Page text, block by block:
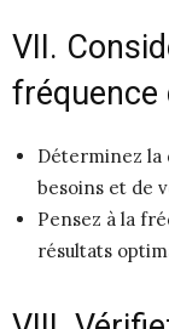
VII.
fréquence
Déterminez la
besoins et de
Pensez à la
résultats